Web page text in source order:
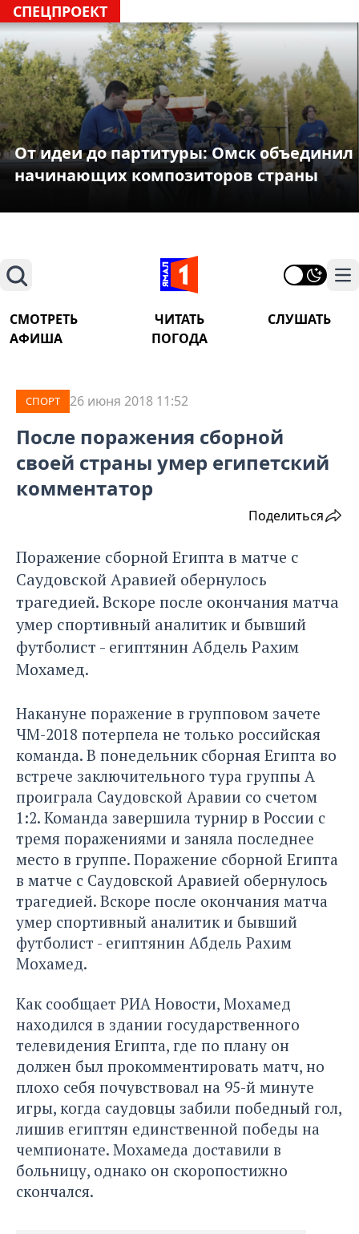
СПЕЦПРОЕКТ
От идеи до партитуры: Омск объединил
начинающих композиторов страны
Поиск
СМОТРЕТЬ ЧИТАТЬ
СЛУШАТЬ
АФИША
ПОГОДА
СПОРТ 26 июня 2018 11:52
После поражения сборной
своей страны умер египетский
комментатор
Поделиться
Поражение сборной Египта в матче с
Саудовской Аравией обернулось
трагедией. Вскоре после окончания матча
умер спортивный аналитик и бывший
футболист - египтянин Абдель Рахим
Мохамед.
Накануне поражение в групповом зачете
ЧМ-2018 потерпела не только российская
команда. В понедельник сборная Египта во
встрече заключительного тура группы A
проиграла Саудовской Аравии со счетом
1:2. Команда завершила турнир в России с
тремя поражениями и заняла последнее
место в группе. Поражение сборной Египта
в матче с Саудовской Аравией обернулось
трагедией. Вскоре после окончания матча
умер спортивный аналитик и бывший
футболист - египтянин Абдель Рахим
Мохамед.
Как сообщает РИА Новости, Мохамед
находился в здании государственного
телевидения Египта, где по плану он
должен был прокомментировать матч, но
плохо себя почувствовал на 95-й минуте
игры, когда саудовцы забили победный гол,
лишив египтян единственной победы на
чемпионате. Мохамеда доставили в
больницу, однако он скоропостижно
скончался.